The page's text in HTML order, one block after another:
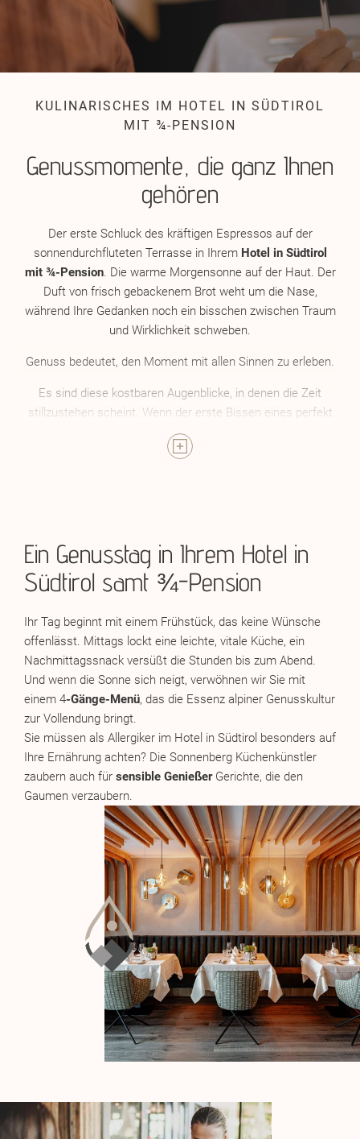
KULINARISCHES IM HOTEL IN SÜDTIROL
MIT ¾-PENSION
Genussmomente, die ganz Ihnen
gehören
Der erste Schluck des kräftigen Espressos auf der
sonnendurchfluteten Terrasse in Ihrem Hotel in Südtirol
mit ¾-Pension. Die warme Morgensonne auf der Haut. Der
Duft von frisch gebackenem Brot weht um die Nase,
während Ihre Gedanken noch ein bisschen zwischen Traum
und Wirklichkeit schweben.
Genuss bedeutet, den Moment mit allen Sinnen zu erleben.
Es sind diese kostbaren Augenblicke, in denen die Zeit
stillzustehen scheint. Wenn der erste Bissen eines perfekt
gebratenen Fleisches auf der Zunge zergeht und der
Geschmack sich wie eine Symphonie entfaltet. Wenn der
Ein Genusstag in Ihrem Hotel in
Südtirol samt ¾-Pension
Ihr Tag beginnt mit einem Frühstück, das keine Wünsche
offenlässt. Mittags lockt eine leichte, vitale Küche, ein
Nachmittagssnack versüßt die Stunden bis zum Abend.
Und wenn die Sonne sich neigt, verwöhnen wir Sie mit
einem 4-Gänge-Menü, das die Essenz alpiner Genusskultur
zur Vollendung bringt.
Sie müssen als Allergiker im Hotel in Südtirol besonders auf
Ihre Ernährung achten? Die Sonnenberg Küchenkünstler
zaubern auch für sensible GenießerGerichte, die den
Gaumen verzaubern.